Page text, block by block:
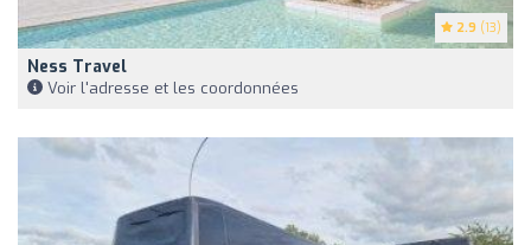
2.9 (13)
Ness Travel
Voir l'adresse et les coordonnées